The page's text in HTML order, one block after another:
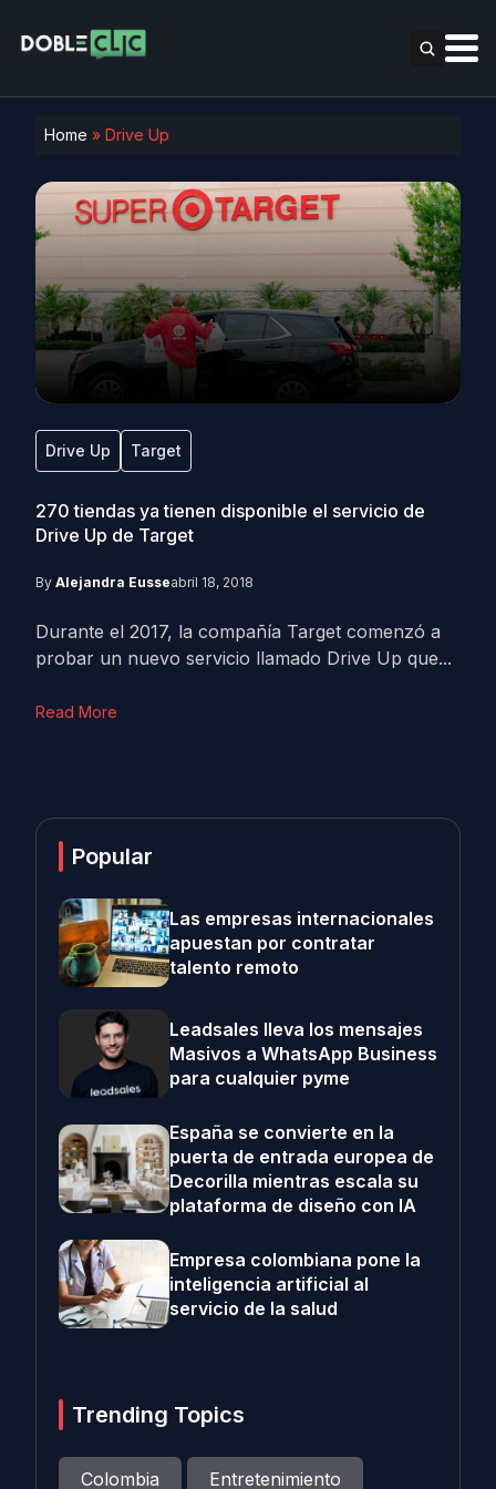
Home » Drive Up
Drive Up Target
270 tiendas ya tienen disponible el servicio de
Drive Up de Target
By Alejandra Eusseabril 18, 2018
Durante el 2017, la compañía Target comenzó a
probar un nuevo servicio llamado Drive Up que...
Read More
Popular
Las empresas internacionales
apuestan por contratar
talento remoto
Leadsales lleva los mensajes
Masivos a WhatsApp Business
para cualquier pyme
España se convierte en la
puerta de entrada europea de
Decorilla mientras escala su
plataforma de diseño con IA
Empresa colombiana pone la
inteligencia artificial al
servicio de la salud
Trending Topics
Colombia Entretenimiento